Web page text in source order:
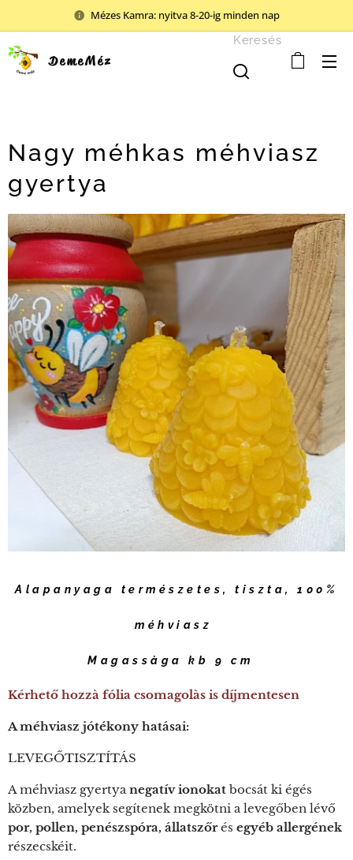
Mézes Kamra: nyitva 8-20-ig minden nap
DemeMéz
Keresés
Nagy méhkas méhviasz
gyertya
Alapanyaga természetes, tiszta, 100%
méhviasz
Magassàga kb 9 cm
Kérhető hozzà fólia csomagolàs is díjmentesen
A méhviasz jótékony hatásai:
LEVEGŐTISZTÍTÁS
A méhviasz gyertyanegatív ionokat bocsát ki égés
közben, amelyek segítenek megkötni a levegőben lévő
por, pollen, penészspóra, állatszőrés egyéb allergének
részecskéit.